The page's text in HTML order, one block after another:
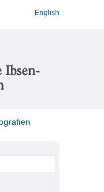
English
Ibsen-